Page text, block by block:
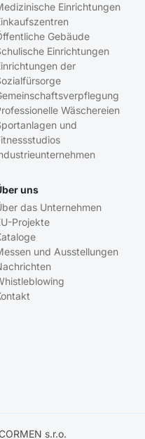
Einrichtungen
Gebäude
Einrichtungen
der
Wäschereien
und
uns
das Unternehmen
Projekte
und Ausstellungen
s.r.o.